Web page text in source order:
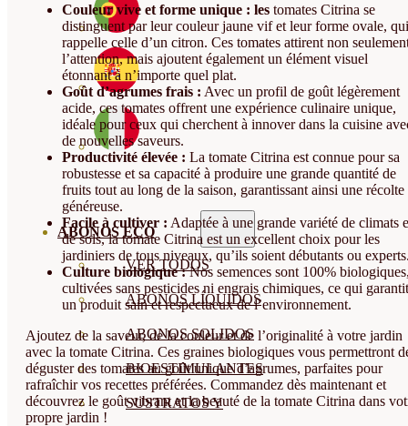
ABONOS ECO
VER TODOS
ABONOS LÍQUIDOS
ABONOS SOLIDOS
BIOESTIMULANTES
SUSTRATOS Y
Couleur vive et forme unique : les tomates Citrina se
distinguent par leur couleur jaune vif et leur forme ovale, qui
rappelle celle d’un citron. Ces tomates attirent non
l’attention, mais ajoutent également un élément visuel
étonnant à n’importe quel plat.
Goût d’agrumes frais : Avec un profil de goût légèrement
acide, ces tomates offrent une expérience culinaire unique,
idéale pour ceux qui cherchent à innover dans la cuisine
de nouvelles saveurs.
Productivité élevée : La tomate Citrina est connue pour sa
robustesse et sa capacité à produire une grande quantité de
fruits tout au long de la saison, garantissant ainsi une récolte
généreuse.
Facile à cultiver : Adaptée à une grande variété de climats
de sols, la tomate Citrina est un excellent choix pour les
jardiniers de tous niveaux, qu’ils soient débutants ou
Culture biologique :Nos semences sont 100%
cultivées sans pesticides ni engrais chimiques, ce qui garantit
un produit sain et respectueux de l’environnement.
Ajoutez de la saveur, de la couleur et de l’originalité à votre jardin
avec la tomate Citrina. Ces graines biologiques vous permettront
déguster des tomates au goût unique d’agrumes, parfaites pour
rafraîchir vos recettes préférées. Commandez dès maintenant et
découvrez le goût vibrant et la beauté de la tomate Citrina dans
propre jardin !